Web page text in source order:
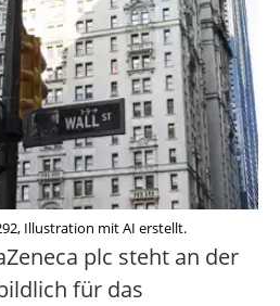
Illustration mit AI erstellt.
plc steht an der
für das